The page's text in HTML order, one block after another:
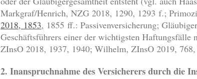
Markgraf/Henrich, NZG 2018, 1290, 1293 f.;
2018, 1853, 1855 ff.: Passivenversicherung;
Geschäftsführers einer der wichtigsten Haftungsfälle
ZInsO 2018, 1937, 1940; Wilhelm, ZInsO 2019, 768,
2. Inanspruchnahme des Versicherers durch die